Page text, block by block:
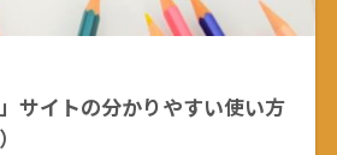
サイトの分かりやすい使い方